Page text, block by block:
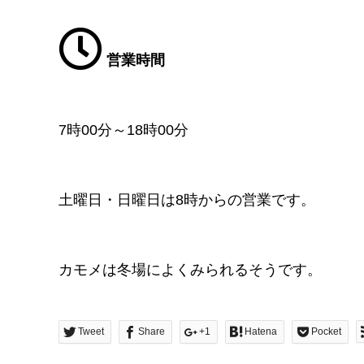
営業時間
7時00分～18時00分
土曜日・日曜日は8時からの営業です。
カモメは冬場によくみられるそうです。
Tweet Share +1 Hatena Pocket